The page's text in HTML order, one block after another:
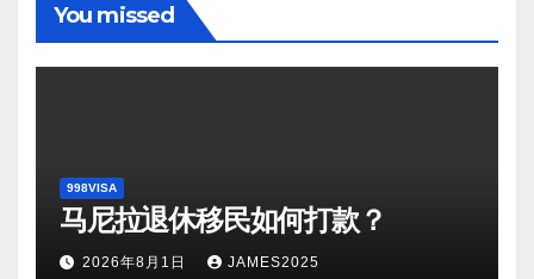
You missed
998VISA
马尼拉退休移民如何打款？
2026年8月1日 JAMES2025